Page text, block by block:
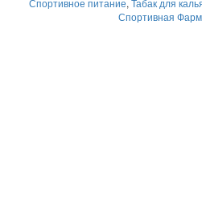
Спортивное питание, Табак для
Спортивная